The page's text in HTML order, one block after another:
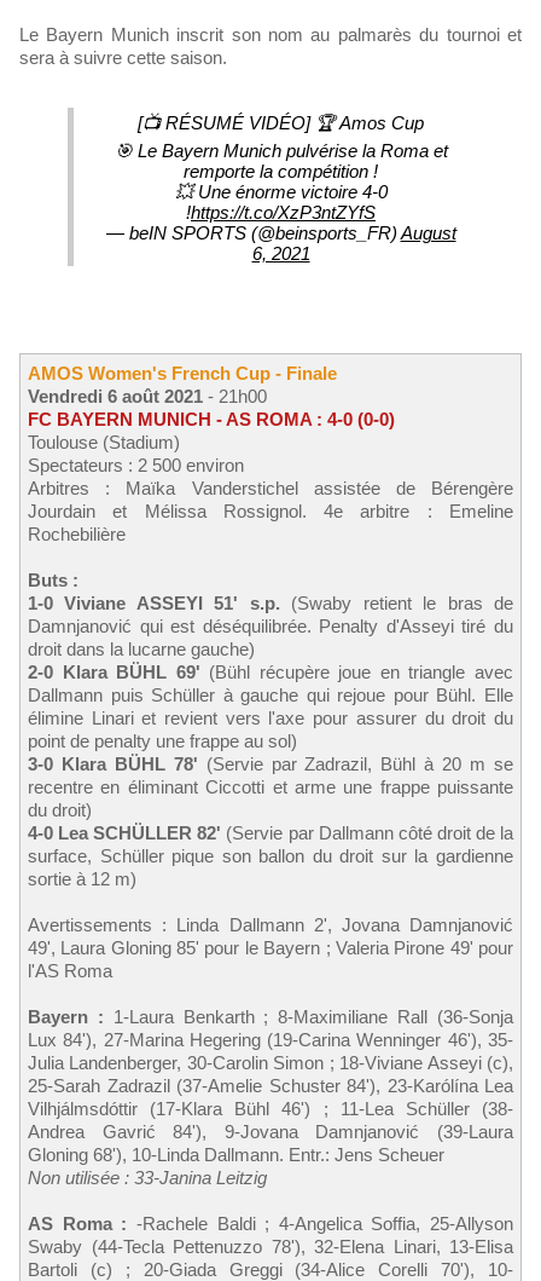
Le Bayern Munich inscrit son nom au palmarès du tournoi et
sera à suivre cette saison.
[📺 RÉSUMÉ VIDÉO] 🏆 Amos Cup
🎯 Le Bayern Munich pulvérise la Roma et
remporte la compétition !
💥 Une énorme victoire 4-0
!https://t.co/XzP3ntZYfS
— beIN SPORTS (@beinsports_FR) August
6, 2021
AMOS Women's French Cup - Finale
Vendredi 6 août 2021 - 21h00
FC BAYERN MUNICH - AS ROMA : 4-0 (0-0)
Toulouse (Stadium)
Spectateurs : 2 500 environ
Arbitres : Maïka Vanderstichel assistée de Bérengère
Jourdain et Mélissa Rossignol. 4e arbitre : Emeline
Rochebilière
Buts :
1-0 Viviane ASSEYI 51' s.p. (Swaby retient le bras de
Damnjanović qui est déséquilibrée. Penalty d'Asseyi tiré du
droit dans la lucarne gauche)
2-0 Klara BÜHL 69' (Bühl récupère joue en triangle avec
Dallmann puis Schüller à gauche qui rejoue pour Bühl. Elle
élimine Linari et revient vers l'axe pour assurer du droit du
point de penalty une frappe au sol)
3-0 Klara BÜHL 78' (Servie par Zadrazil, Bühl à 20 m se
recentre en éliminant Ciccotti et arme une frappe puissante
du droit)
4-0 Lea SCHÜLLER 82' (Servie par Dallmann côté droit de la
surface, Schüller pique son ballon du droit sur la gardienne
sortie à 12 m)
Avertissements : Linda Dallmann 2', Jovana Damnjanović
49', Laura Gloning 85' pour le Bayern ; Valeria Pirone 49' pour
l'AS Roma
Bayern : 1-Laura Benkarth ; 8-Maximiliane Rall (36-Sonja
Lux 84'), 27-Marina Hegering (19-Carina Wenninger 46'), 35-
Julia Landenberger, 30-Carolin Simon ; 18-Viviane Asseyi (c),
25-Sarah Zadrazil (37-Amelie Schuster 84'), 23-Karólína Lea
Vilhjálmsdóttir (17-Klara Bühl 46') ; 11-Lea Schüller (38-
Andrea Gavrić 84'), 9-Jovana Damnjanović (39-Laura
Gloning 68'), 10-Linda Dallmann. Entr.: Jens Scheuer
Non utilisée : 33-Janina Leitzig
AS Roma : -Rachele Baldi ; 4-Angelica Soffia, 25-Allyson
Swaby (44-Tecla Pettenuzzo 78'), 32-Elena Linari, 13-Elisa
Bartoli (c) ; 20-Giada Greggi (34-Alice Corelli 70'), 10-